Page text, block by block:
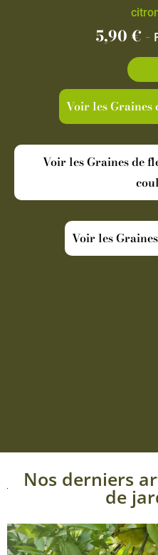
5,90€ -
Voir les Graines
Voir les Graines de
Voir les
Nos derniers
de